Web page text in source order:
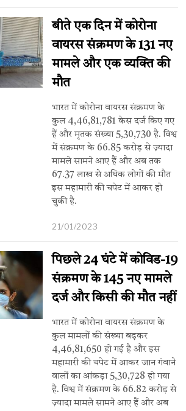
बीते एक दिन में कोरोना
वायरस संक्रमण के 131 नए
मामले और एक व्यक्ति की
मौत
भारत में कोरोना वायरस संक्रमण के
कुल 4,46,81,781 केस दर्ज किए गए
हैं और मृतक संख्या 5,30,730 है. विश्व
में संक्रमण के 66.85 करोड़ से ज़्यादा
मामले सामने आए हैं और अब तक
67.37 लाख से अधिक लोगों की मौत
इस महामारी की चपेट में आकर हो
चुकी है.
21/01/2023
पिछले 24 घंटे में कोविड-19
संक्रमण के 145 नए मामले
दर्ज और किसी की मौत नहीं
भारत में कोरोना वायरस संक्रमण के
कुल मामलों की संख्या बढ़कर
4,46,81,650 हो गई है और इस
महामारी की चपेट में आकर जान गंवाने
वालों का आंकड़ा 5,30,728 हो गया
है. विश्व में संक्रमण के 66.82 करोड़ से
ज़्यादा मामले सामने आए हैं और अब